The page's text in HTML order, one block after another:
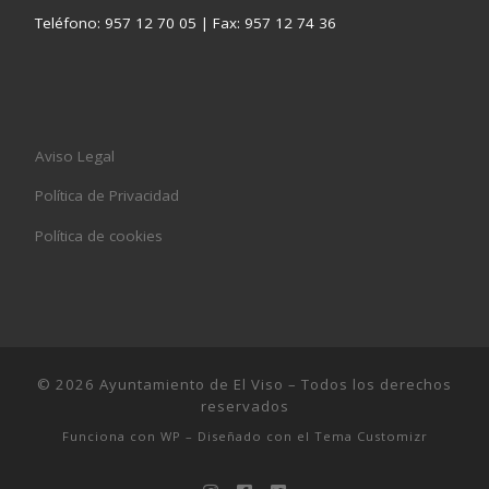
Teléfono: 957 12 70 05 | Fax: 957 12 74 36
Aviso Legal
Política de Privacidad
Política de cookies
© 2026 Ayuntamiento de El Viso – Todos los derechos
reservados
Funciona con WP – Diseñado con el Tema Customizr